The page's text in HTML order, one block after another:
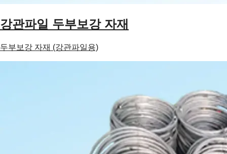
강관파일 두부보강 자재
두부보강 자재 (강관파일용)